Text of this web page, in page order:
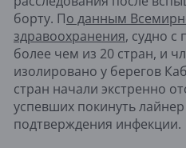
борту. По данным
здравоохранения, судно с
более чем из 20 стран, и
изолировано у берегов
стран начали экстренно
успевших покинуть
подтверждения инфекции.